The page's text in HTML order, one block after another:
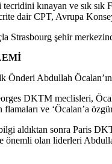
kınayan ve sık
dair CPT, Avrupa
Strasbourg şehir
Önderi Abdullah
DKTM meclisleri,
ve ‘Öcalan’a
aldıktan sonra Paris
olan liderleri